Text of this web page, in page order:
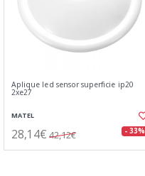
Aplique led sensor superficie ip20
2xe27
MATEL
28,14€ 42,12€ - 33%